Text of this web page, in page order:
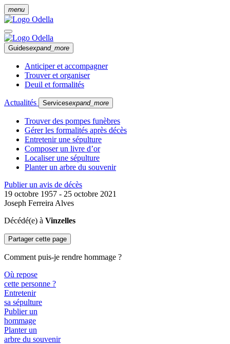
menu
Guidesexpand_more
Anticiper et accompagner
Trouver et organiser
Deuil et formalités
Actualités Servicesexpand_more
Trouver des pompes funèbres
Gérer les formalités après décès
Entretenir une sépulture
Composer un livre d’or
Localiser une sépulture
Planter un arbre du souvenir
Publier un avis de décès
19 octobre 1957 - 25 octobre 2021
Joseph Ferreira Alves
Décédé(e) à Vinzelles
Partager cette page
Comment puis-je rendre hommage ?
Où repose
cette personne ?
Entretenir
sa sépulture
Publier un
hommage
Planter un
arbre du souvenir